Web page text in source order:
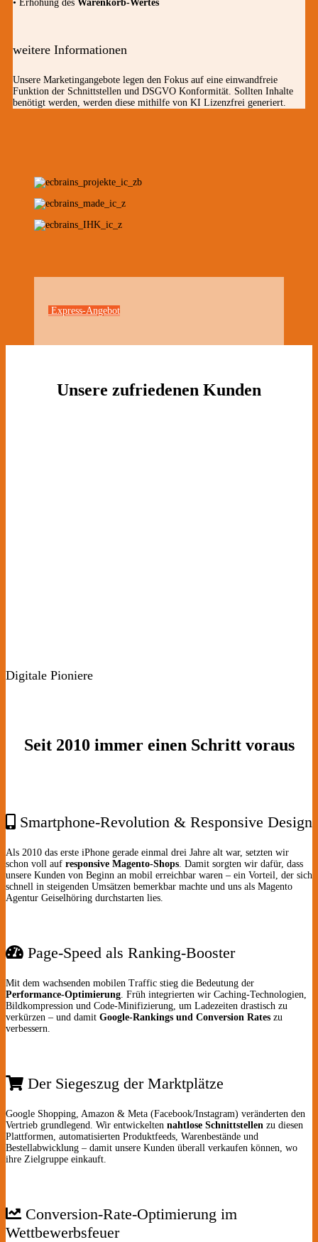
• Erhöhung des Warenkorb-Wertes
weitere Informationen
Unsere Marketingangebote legen den Fokus auf eine einwandfreie
Funktion der Schnittstellen und DSGVO Konformität. Sollten Inhalte
benötigt werden, werden diese mithilfe von KI Lizenzfrei generiert.
Express-Angebot
Unsere zufriedenen Kunden
Digitale Pioniere
Seit 2010 immer einen Schritt voraus
Smartphone-Revolution & Responsive Design
Als 2010 das erste iPhone gerade einmal drei Jahre alt war, setzten wir
schon voll auf responsive Magento-Shops . Damit sorgten wir dafür, dass
unsere Kunden von Beginn an mobil erreichbar waren – ein Vorteil, der sich
schnell in steigenden Umsätzen bemerkbar machte und uns als Magento
Agentur Geiselhöring durchstarten lies.
Page-Speed als Ranking-Booster
Mit dem wachsenden mobilen Traffic stieg die Bedeutung der
Performance-Optimierung . Früh integrierten wir Caching-Technologien,
Bildkompression und Code-Minifizierung, um Ladezeiten drastisch zu
verkürzen – und damit Google-Rankings und Conversion Rates zu
verbessern.
Der Siegeszug der Marktplätze
Google Shopping, Amazon & Meta (Facebook/Instagram) veränderten den
Vertrieb grundlegend. Wir entwickelten nahtlose Schnittstellen zu diesen
Plattformen, automatisierten Produkt­feeds, Warenbestände und
Bestellabwicklung – damit unsere Kunden überall verkaufen können, wo
ihre Zielgruppe einkauft.
Conversion-Rate-Optimierung im
Wettbewerbsfeuer